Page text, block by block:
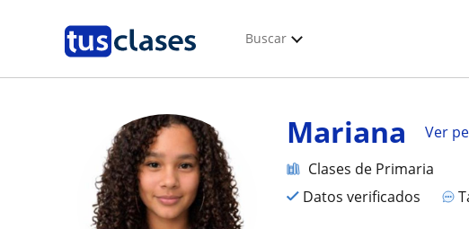
Buscar
Mariana
Ver
Clases de Primaria
Datos verificados